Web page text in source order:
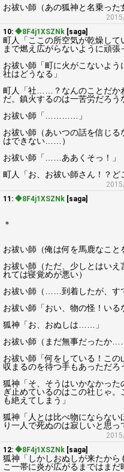
お祓い師（あの狐神と名乗った
10: ◆8F4j1XSZNk [saga]
町人「ここの所空気が乾燥し
まで燃え広がらないように頑
お祓い師「町に火がこないよ
社はどうなる」
町人「社……？なんのことだか
だ。鎮火するのは一苦労だろう
お祓い師「…………」
お祓い師（あいつの話を信じ
はできない……）
お祓い師「……ああくそっ！」
町人「お、お祓い師さん！？ど
11: ◆8F4j1XSZNk [saga]
＊
お祓い師（俺は何を馬鹿なこと
お祓い師（ただ、少しとはい
れては寝覚めが悪い）
お祓い師（……到着したが、す
お祓い師「おい、物の怪！いる
狐神「お、おぬしは……」
お祓い師（まだ無事だったか
お祓い師「何をしている！こ
収まるのを待つ手もあっただろ
狐神「そ、そうはいかなかっ
ぎ止めているのはこの社じゃ
も絶えてしまう」
狐神「人とは比べ物にならな
り一人で死ぬのは寂しいと思
12: ◆8F4j1XSZNk [saga]
狐神「しかしおぬしが来たから
こ一帯に炎が広がるまではま